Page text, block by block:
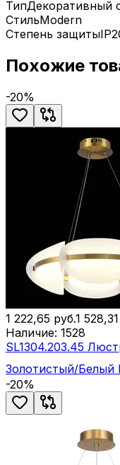
ТипДекоративный
СтильModern
Степень защиты
Похожие
-20%
1 222,65 руб.1 528,31
Наличие: 1528
SL1304.203.45
Золотистый/Белый
-20%